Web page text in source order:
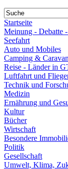
Startseite
Meinung - Debatte
Seefahrt
Auto und Mobiles
Camping &
Reise - Länder in
Luftfahrt und
Technik und
Medizin
Ernährung und
Kultur
Bücher
Wirtschaft
Besondere
Politik
Gesellschaft
Umwelt, Klima,